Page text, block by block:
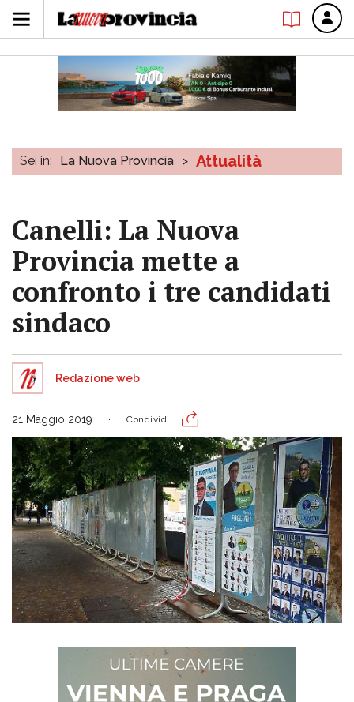
Sei in: La Nuova Provincia > Attualità
Canelli: La Nuova
Provincia mette a
confronto i tre candidati
sindaco
Redazione web
21 Maggio 2019 Condividi